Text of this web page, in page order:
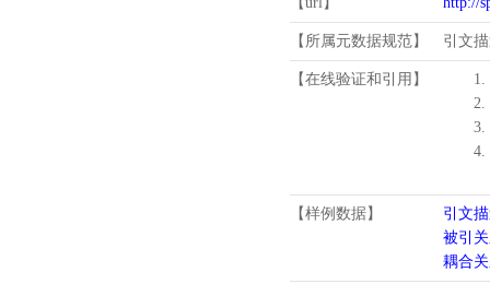
【所属元数据规范】 引文
【在线验证和引用】
1.
2.
3.
4.
【样例数据】
引文
被引
耦合